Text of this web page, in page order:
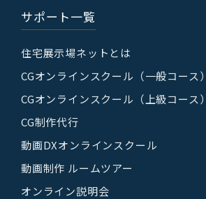
サポート一覧
住宅展示場ネットとは
CGオンラインスクール（一般コース）
CGオンラインスクール（上級コース）
CG制作代行
動画DXオンラインスクール
動画制作 ルームツアー
オンライン説明会